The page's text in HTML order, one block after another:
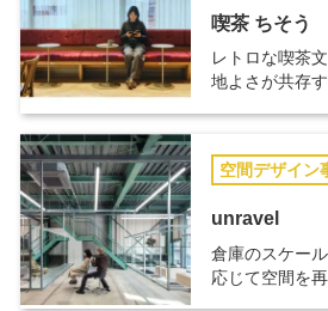
喫茶 ちそう
レトロな喫茶
地よさが共存
空間デザイン
unravel
倉庫のスケー
応じて空間を